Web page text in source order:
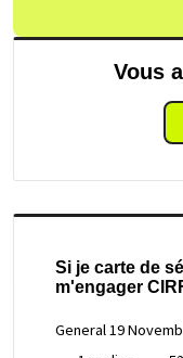
Vous
Si je carte de
m'engager
General19